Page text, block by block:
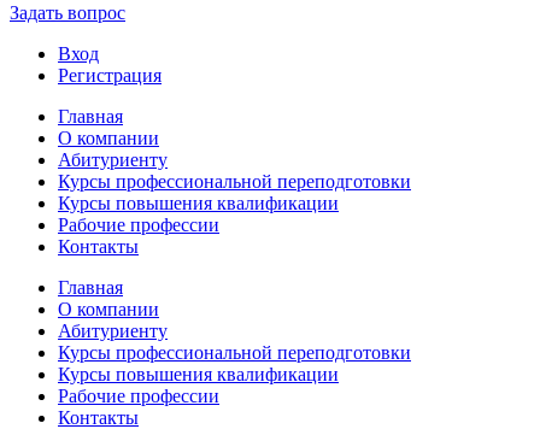
Задать вопрос
Вход
Регистрация
Главная
О компании
Абитуриенту
Курсы профессиональной переподготовки
Курсы повышения квалификации
Рабочие профессии
Контакты
Главная
О компании
Абитуриенту
Курсы профессиональной переподготовки
Курсы повышения квалификации
Рабочие профессии
Контакты